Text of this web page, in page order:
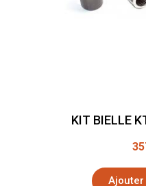
KIT BIELLE